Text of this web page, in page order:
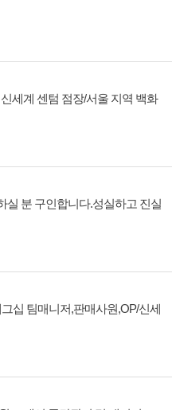
세계 센텀 점장/서울 지역 백화
실 분 구인합니다.성실하고 진실
십 팀매니저,판매사원,OP/신세